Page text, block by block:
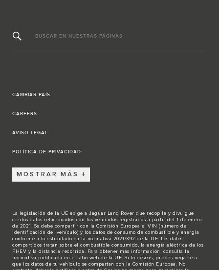
BUSCAR EN NUESTRAS PÁGINAS
CAMBIAR PAÍS
CAREERS
AVISO LEGAL
POLÍTICA DE PRIVACIDAD
MOSTRAR MÁS
La legislación de la UE exige a Jaguar Land Rover que recopile y divulgue
ciertos datos relacionados con los vehículos registrados a partir del 1 de enero
de 2021. Se debe compartir con la Comisión Europea el VIN (número de
identificación del vehículo) y los datos de consumo de combustible y energía
conforme a lo estipulado en la normativa 2021/392 de la UE. Los datos
compartidos tratan sobre el combustible consumido, la energía eléctrica de los
PHEV y la distancia recorrida. Para obtener más información, consulta la
normativa publicada en el sitio web de la UE . Si lo deseas, puedes negarte a
que los datos de tu vehículo se compartan con la Comisión Europea. No